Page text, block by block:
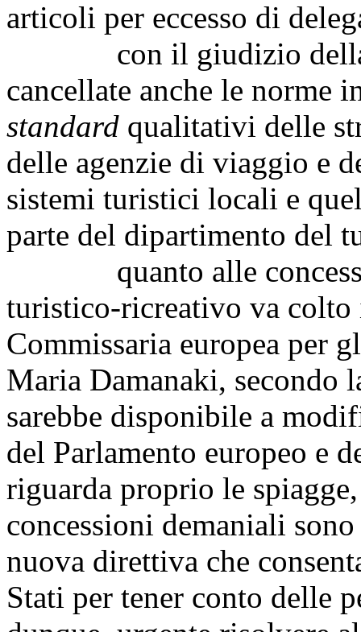
articoli per eccesso di
con il giudizio della
cancellate anche le norme
standard qualitativi delle
delle agenzie di viaggio e
sistemi turistici locali e
parte del dipartimento del
quanto alle
turistico-ricreativo va
Commissaria europea per
Maria Damanaki, secondo
sarebbe disponibile a
del Parlamento europeo e
riguarda proprio le
concessioni demaniali
nuova direttiva che
Stati per tener conto delle